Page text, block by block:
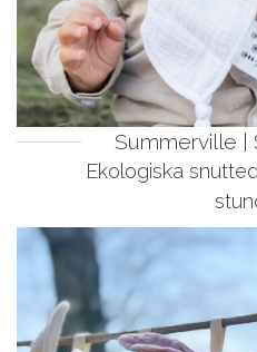
Summerville |
Ekologiska